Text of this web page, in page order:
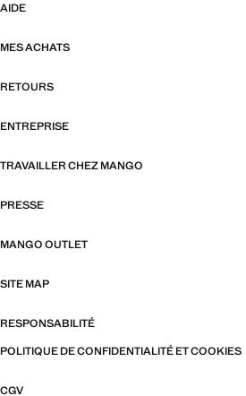
AIDE
MES ACHATS
RETOURS
ENTREPRISE
TRAVAILLER CHEZ MANGO
PRESSE
MANGO OUTLET
SITE MAP
RESPONSABILITÉ
POLITIQUE DE CONFIDENTIALITÉ ET COOKIES
CGV